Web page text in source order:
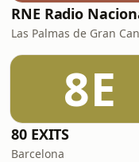
8E
80 EXITS
Barcelona